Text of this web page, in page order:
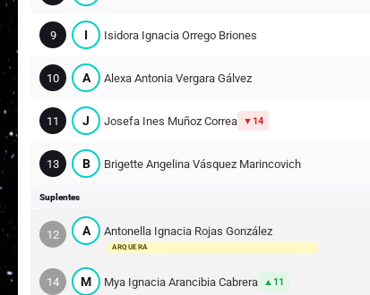
9 I Isidora Ignacia Orrego Briones
10 A Alexa Antonia Vergara Gálvez
11 J Josefa Ines Muñoz Correa 14
13 B Brigette Angelina Vásquez Marincovich
Suplentes
12 A Antonella Ignacia Rojas González
ARQUERA
14 M Mya Ignacia Arancibia Cabrera 11